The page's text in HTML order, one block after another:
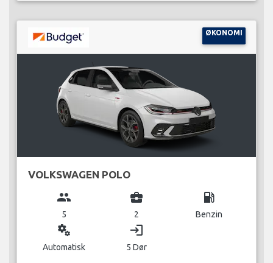
ØKONOMI
VOLKSWAGEN POLO
group
5
business_center
2
local_gas_station
Benzin
miscellaneous_services
Automatisk
login
5 Dør